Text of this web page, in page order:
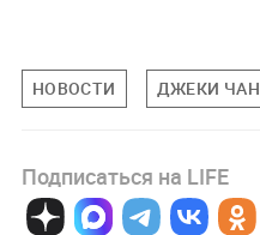
НОВОСТИ ДЖЕКИ ЧАН
Подписаться на LIFE